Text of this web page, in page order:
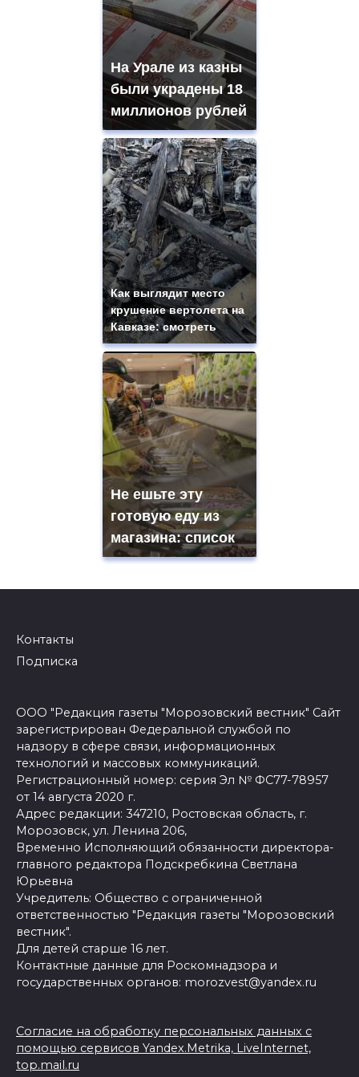
На Урале из казны
были украдены 18
миллионов рублей
Как выглядит место
крушение вертолета на
Кавказе: смотреть
Не ешьте эту
готовую еду из
магазина: список
Контакты
Подписка
ООО "Редакция газеты "Морозовский вестник" Сайт
зарегистрирован Федеральной службой по
надзору в сфере связи, информационных
технологий и массовых коммуникаций.
Регистрационный номер: серия Эл № ФС77-78957
от 14 августа 2020 г.
Адрес редакции: 347210, Ростовская область, г.
Морозовск, ул. Ленина 206,
Временно Исполняющий обязанности директора-
главного редактора Подскребкина Светлана
Юрьевна
Учредитель: Общество с ограниченной
ответственностью "Редакция газеты "Морозовский
вестник".
Для детей старше 16 лет.
Контактные данные для Роскомнадзора и
государственных органов: morozvest@yandex.ru
Согласие на обработку персональных данных с
помощью сервисов Yandex.Metrika, LiveInternet,
top.mail.ru